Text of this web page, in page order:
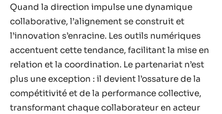
Quand la direction impulse une dynamique
collaborative, l’alignement se construit et
l’innovation s’enracine. Les outils numériques
accentuent cette tendance, facilitant la mise en
relation et la coordination. Le partenariat n’est
plus une exception : il devient l’ossature de la
compétitivité et de la performance collective,
transformant chaque collaborateur en acteur